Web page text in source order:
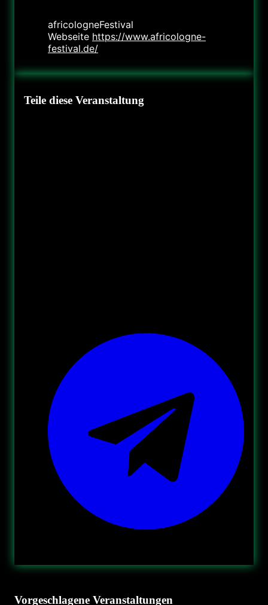
africologneFestival
Webseite https://www.africologne-
festival.de/
Teile diese Veranstaltung
Vorgeschlagene Veranstaltungen